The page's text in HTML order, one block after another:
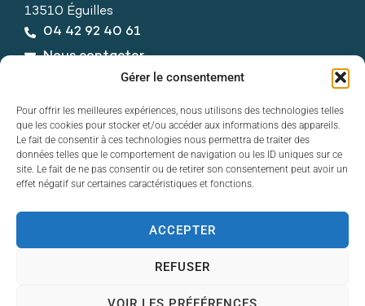
Gérer le consentement
Pour offrir les meilleures expériences, nous utilisons des technologies telles
que les cookies pour stocker et/ou accéder aux informations des appareils.
Le fait de consentir à ces technologies nous permettra de traiter des
données telles que le comportement de navigation ou les ID uniques sur ce
site. Le fait de ne pas consentir ou de retirer son consentement peut avoir un
effet négatif sur certaines caractéristiques et fonctions.
ACCEPTER
REFUSER
13510 Éguilles
04 42 92 40 61
Nous contacter
Horaires d’ouverture
de 8h30 à 12h30 et de 13h30 à 17h30
Contact
Accessibilité
Plan du site